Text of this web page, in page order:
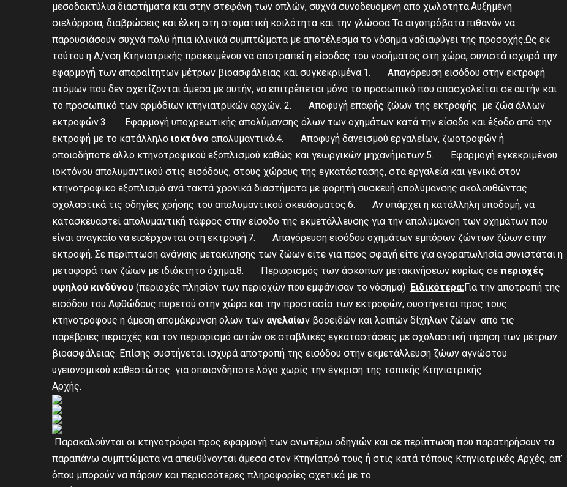
μεσοδακτύλια διαστήματα και στην στεφάνη των οπλών, συχνά συνοδευόμενη από χωλότητα.Αυξημένη
σιελόρροια, διαβρώσεις και έλκη στη στοματική κοιλότητα και την γλώσσα Τα αιγοπρόβατα πιθανόν να
παρουσιάσουν συχνά πολύ ήπια κλινικά συμπτώματα με αποτέλεσμα το νόσημα ναδιαφύγει της προσοχής.Ως εκ
τούτου η Δ/νση Κτηνιατρικής προκειμένου να αποτραπεί η είσοδος του νοσήματος στη χώρα, συνιστά ισχυρά την
εφαρμογή των απαραίτητων μέτρων βιοασφάλειας και συγκεκριμένα:1. Απαγόρευση εισόδου στην εκτροφή
ατόμων που δεν σχετίζονται άμεσα με αυτήν, να επιτρέπεται μόνο το προσωπικό που απασχολείται σε αυτήν και
το προσωπικό των αρμόδιων κτηνιατρικών αρχών. 2. Αποφυγή επαφής ζώων της εκτροφής με ζώα άλλων
εκτροφών.3. Εφαρμογή υποχρεωτικής απολύμανσης όλων των οχημάτων κατά την είσοδο και έξοδο από την
εκτροφή με το κατάλληλο ιοκτόνο απολυμαντικό.4. Αποφυγή δανεισμού εργαλείων, ζωοτροφών ή
οποιοδήποτε άλλο κτηνοτροφικού εξοπλισμού καθώς και γεωργικών μηχανήματων.5. Εφαρμογή εγκεκριμένου
ιοκτόνου απολυμαντικού στις εισόδους, στους χώρους της εγκατάστασης, στα εργαλεία και γενικά στον
κτηνοτροφικό εξοπλισμό ανά τακτά χρονικά διαστήματα με φορητή συσκευή απολύμανσης ακολουθώντας
σχολαστικά τις οδηγίες χρήσης του απολυμαντικού σκευάσματος.6. Αν υπάρχει η κατάλληλη υποδομή, να
κατασκευαστεί απολυμαντική τάφρος στην είσοδο της εκμετάλλευσης για την απολύμανση των οχημάτων που
είναι αναγκαίο να εισέρχονται στη εκτροφή.7. Απαγόρευση εισόδου οχημάτων εμπόρων ζώντων ζώων στην
εκτροφή. Σε περίπτωση ανάγκης μετακίνησης των ζώων είτε για προς σφαγή είτε για αγοραπωλησία συνιστάται η
μεταφορά των ζώων με ιδιόκτητο όχημα.8. Περιορισμός των άσκοπων μετακινήσεων κυρίως σε περιοχές
υψηλού κινδύνου (περιοχές πλησίον των περιοχών που εμφάνισαν το νόσημα) Ειδικότερα:Για την αποτροπή της
εισόδου του Αφθώδους πυρετού στην χώρα και την προστασία των εκτροφών, συστήνεται προς τους
κτηνοτρόφους η άμεση απομάκρυνση όλων των αγελαίων βοοειδών και λοιπών δίχηλων ζώων από τις
παρέβριες περιοχές και τον περιορισμό αυτών σε σταβλικές εγκαταστάσεις με σχολαστική τήρηση των μέτρων
βιοασφάλειας. Επίσης συστήνεται ισχυρά αποτροπή της εισόδου στην εκμετάλλευση ζώων αγνώστου
υγειονομικού καθεστώτος για οποιονδήποτε λόγο χωρίς την έγκριση της τοπικής Κτηνιατρικής
Αρχής.
Παρακαλούνται οι κτηνοτρόφοι προς εφαρμογή των ανωτέρω οδηγιών και σε περίπτωση που παρατηρήσουν τα
παραπάνω συμπτώματα να απευθύνονται άμεσα στον Κτηνίατρό τους ή στις κατά τόπους Κτηνιατρικές Αρχές, απ’
όπου μπορούν να πάρουν και περισσότερες πληροφορίες σχετικά με το